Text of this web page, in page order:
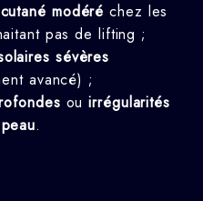
modéré chez les
pas de lifting ;
sévères
avancé) ;
ouirrégularités
.